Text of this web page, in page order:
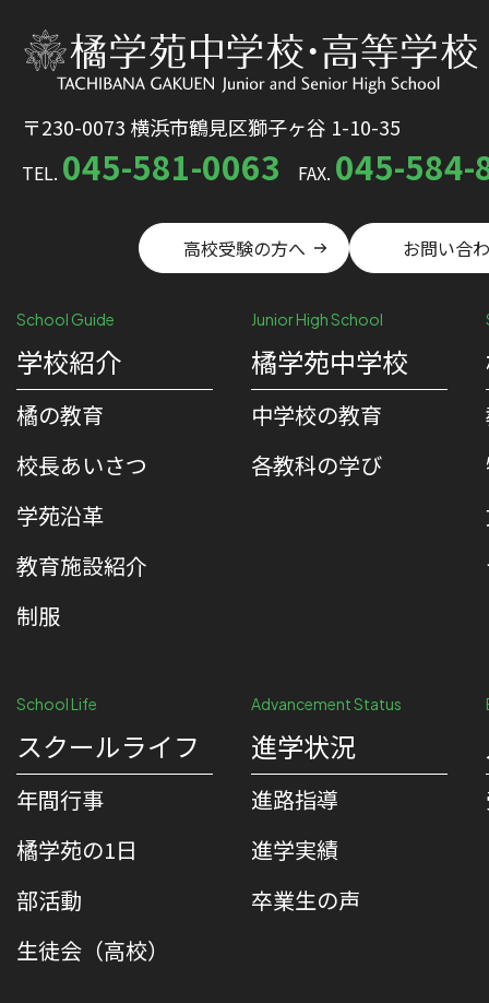
〒230-0073 横浜市鶴見区獅子ヶ谷 1-10-35
TEL. 045-581-0063 FAX. 045-584-
高校受験の方へ お問い合
School Guide
学校紹介
橘の教育
校⻑あいさつ
学苑沿革
教育施設紹介
制服
Junior High School
橘学苑中学校
中学校の教育
各教科の学び
School Life
スクールライフ
年間行事
橘学苑の1⽇
部活動
生徒会（高校）
Advancement Status
進学状況
進路指導
進学実績
卒業生の声